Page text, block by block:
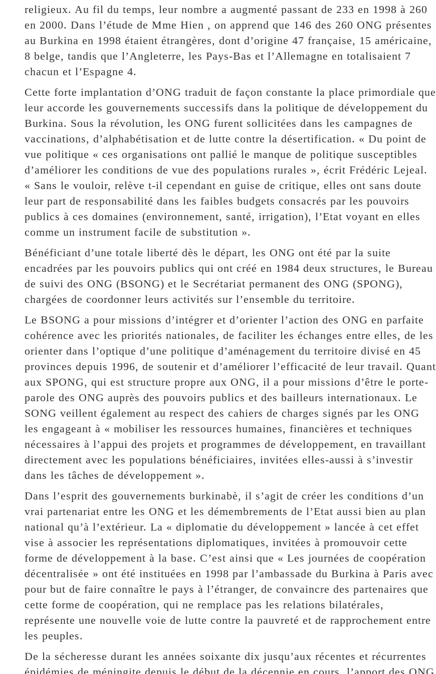
religieux. Au fil du temps, leur nombre a augmenté passant de 233 en 1998 à 260
en 2000. Dans l’étude de Mme Hien , on apprend que 146 des 260 ONG présentes
au Burkina en 1998 étaient étrangères, dont d’origine 47 française, 15 américaine,
8 belge, tandis que l’Angleterre, les Pays-Bas et l’Allemagne en totalisaient 7
chacun et l’Espagne 4.
Cette forte implantation d’ONG traduit de façon constante la place primordiale que
leur accorde les gouvernements successifs dans la politique de développement du
Burkina. Sous la révolution, les ONG furent sollicitées dans les campagnes de
vaccinations, d’alphabétisation et de lutte contre la désertification. « Du point de
vue politique « ces organisations ont pallié le manque de politique susceptibles
d’améliorer les conditions de vue des populations rurales », écrit Frédéric Lejeal.
« Sans le vouloir, relève t-il cependant en guise de critique, elles ont sans doute
leur part de responsabilité dans les faibles budgets consacrés par les pouvoirs
publics à ces domaines (environnement, santé, irrigation), l’Etat voyant en elles
comme un instrument facile de substitution ».
Bénéficiant d’une totale liberté dès le départ, les ONG ont été par la suite
encadrées par les pouvoirs publics qui ont créé en 1984 deux structures, le Bureau
de suivi des ONG (BSONG) et le Secrétariat permanent des ONG (SPONG),
chargées de coordonner leurs activités sur l’ensemble du territoire.
Le BSONG a pour missions d’intégrer et d’orienter l’action des ONG en parfaite
cohérence avec les priorités nationales, de faciliter les échanges entre elles, de les
orienter dans l’optique d’une politique d’aménagement du territoire divisé en 45
provinces depuis 1996, de soutenir et d’améliorer l’efficacité de leur travail. Quant
aux SPONG, qui est structure propre aux ONG, il a pour missions d’être le porte-
parole des ONG auprès des pouvoirs publics et des bailleurs internationaux. Le
SONG veillent également au respect des cahiers de charges signés par les ONG
les engageant à « mobiliser les ressources humaines, financières et techniques
nécessaires à l’appui des projets et programmes de développement, en travaillant
directement avec les populations bénéficiaires, invitées elles-aussi à s’investir
dans les tâches de développement ».
Dans l’esprit des gouvernements burkinabè, il s’agit de créer les conditions d’un
vrai partenariat entre les ONG et les démembrements de l’Etat aussi bien au plan
national qu’à l’extérieur. La « diplomatie du développement » lancée à cet effet
vise à associer les représentations diplomatiques, invitées à promouvoir cette
forme de développement à la base. C’est ainsi que « Les journées de coopération
décentralisée » ont été instituées en 1998 par l’ambassade du Burkina à Paris avec
pour but de faire connaître le pays à l’étranger, de convaincre des partenaires que
cette forme de coopération, qui ne remplace pas les relations bilatérales,
représente une nouvelle voie de lutte contre la pauvreté et de rapprochement entre
les peuples.
De la sécheresse durant les années soixante dix jusqu’aux récentes et récurrentes